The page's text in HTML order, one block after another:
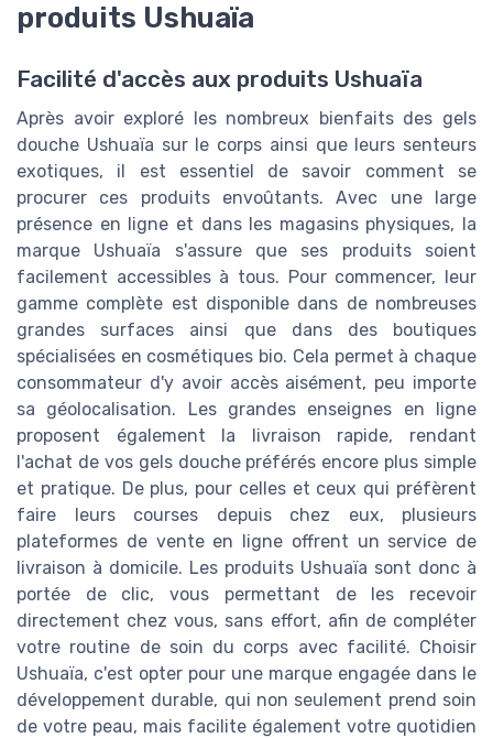
produits Ushuaïa
Facilité d'accès aux produits Ushuaïa
Après avoir exploré les nombreux bienfaits des gels
douche Ushuaïa sur le corps ainsi que leurs senteurs
exotiques, il est essentiel de savoir comment se
procurer ces produits envoûtants. Avec une large
présence en ligne et dans les magasins physiques, la
marque Ushuaïa s'assure que ses produits soient
facilement accessibles à tous. Pour commencer, leur
gamme complète est disponible dans de nombreuses
grandes surfaces ainsi que dans des boutiques
spécialisées en cosmétiques bio. Cela permet à chaque
consommateur d'y avoir accès aisément, peu importe
sa géolocalisation. Les grandes enseignes en ligne
proposent également la livraison rapide, rendant
l'achat de vos gels douche préférés encore plus simple
et pratique. De plus, pour celles et ceux qui préfèrent
faire leurs courses depuis chez eux, plusieurs
plateformes de vente en ligne offrent un service de
livraison à domicile. Les produits Ushuaïa sont donc à
portée de clic, vous permettant de les recevoir
directement chez vous, sans effort, afin de compléter
votre routine de soin du corps avec facilité. Choisir
Ushuaïa, c'est opter pour une marque engagée dans le
développement durable, qui non seulement prend soin
de votre peau, mais facilite également votre quotidien